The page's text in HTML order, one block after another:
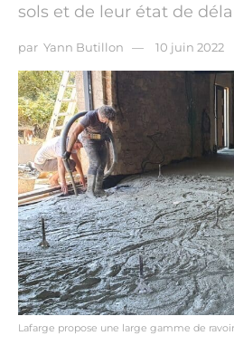
sols et de leur état de
par Yann Butillon 10 juin 2022
Lafarge propose une large gamme de